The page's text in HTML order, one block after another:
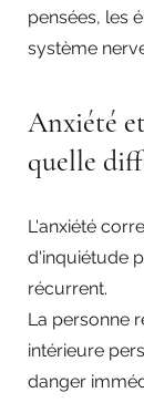
pensées, les
système
Anxiété
quelle
L'anxiété
d'inquiétude
récurrent.
La personne
intérieure
danger